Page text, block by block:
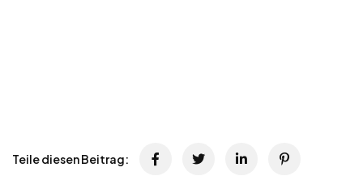
Teile diesen Beitrag: